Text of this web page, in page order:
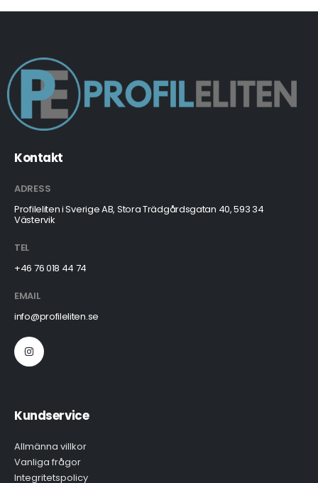
Kontakt
ADRESS
Profileliten i Sverige AB, Stora Trädgårdsgatan 40, 593 34
Västervik
TEL
+46 76 018 44 74
EMAIL
info@profileliten.se
Kundservice
Allmänna villkor
Vanliga frågor
Integritetspolicy